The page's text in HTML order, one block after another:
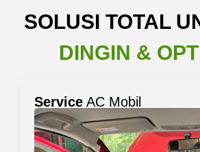
SOLUSI TOTAL
DINGIN &
Service AC Mobil